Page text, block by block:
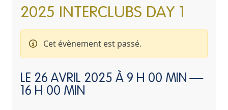
2025 INTERCLUBS DAY 1
Cet évènement est passé.
LE 26 AVRIL 2025 À 9 H 00 MIN —
16 H 00 MIN